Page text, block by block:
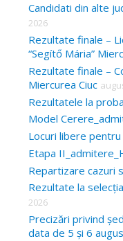
Candidati din alte
2026
Rezultate finale –
“Segítő Mária”
Rezultate finale –
Miercurea Ciuc
Rezultatele la
Model
Locuri libere
Etapa
Repartizare cazuri
Rezultate la
2026
Precizări privind
data de 5 și 6